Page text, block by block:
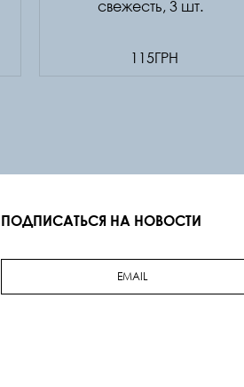
свежесть, 3 шт.
115ГРН
ПОДПИСАТЬСЯ НА НОВОСТИ